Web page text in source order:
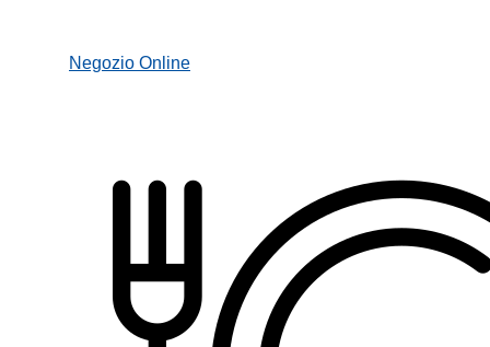
Negozio Online